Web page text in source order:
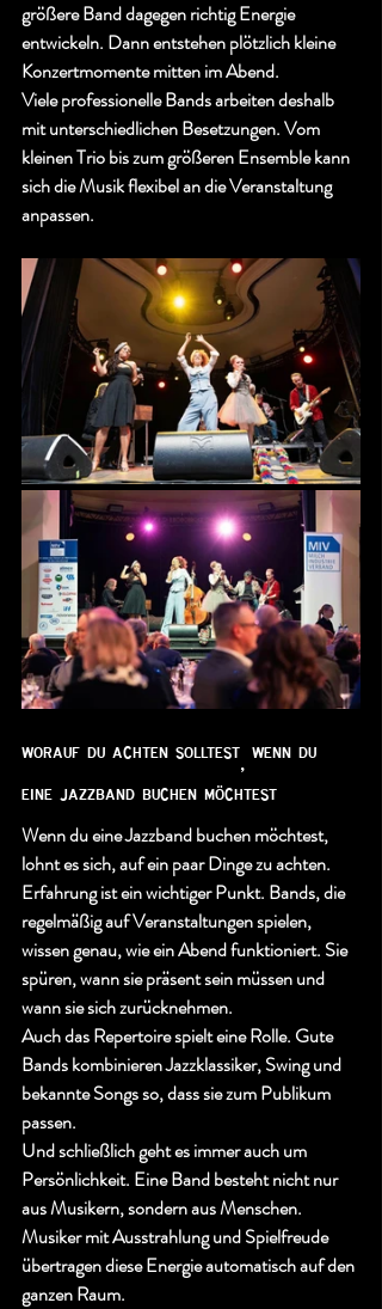
größere Band dagegen richtig Energie
entwickeln. Dann entstehen plötzlich kleine
Konzertmomente mitten im Abend.
Viele professionelle Bands arbeiten deshalb
mit unterschiedlichen Besetzungen. Vom
kleinen Trio bis zum größeren Ensemble kann
sich die Musik flexibel an die Veranstaltung
anpassen.
worauf du achten solltest, wenn du
eine jazzband buchen möchtest
Wenn du eine Jazzband buchen möchtest,
lohnt es sich, auf ein paar Dinge zu achten.
Erfahrung ist ein wichtiger Punkt. Bands, die
regelmäßig auf Veranstaltungen spielen,
wissen genau, wie ein Abend funktioniert. Sie
spüren, wann sie präsent sein müssen und
wann sie sich zurücknehmen.
Auch das Repertoire spielt eine Rolle. Gute
Bands kombinieren Jazzklassiker, Swing und
bekannte Songs so, dass sie zum Publikum
passen.
Und schließlich geht es immer auch um
Persönlichkeit. Eine Band besteht nicht nur
aus Musikern, sondern aus Menschen.
Musiker mit Ausstrahlung und Spielfreude
übertragen diese Energie automatisch auf den
ganzen Raum.